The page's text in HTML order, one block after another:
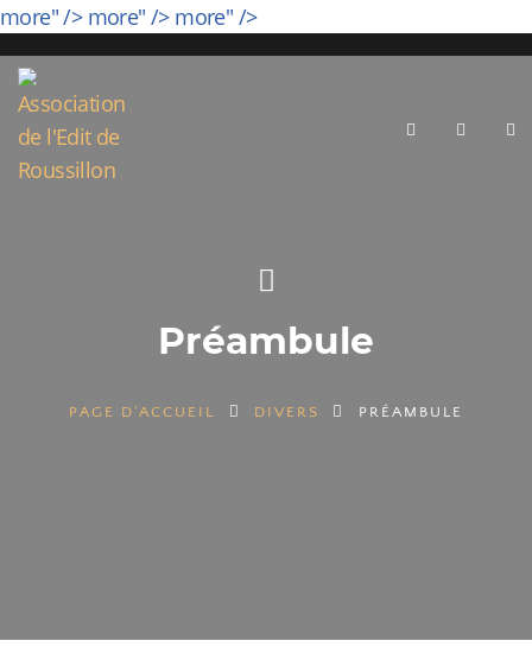
more" /> more" /> more" />
Préambule
PAGE D'ACCUEIL DIVERS PRÉAMBULE